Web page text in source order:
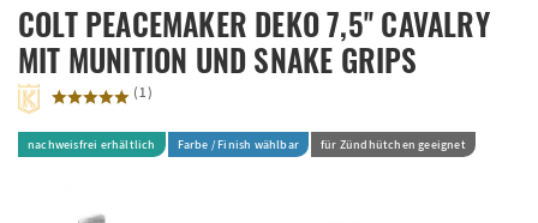
COLT PEACEMAKER DEKO 7,5'' CAVALRY
MIT MUNITION UND SNAKE GRIPS
(1)
nachweisfrei erhältlich Farbe / Finish wählbar für Zündhütchen geeignet